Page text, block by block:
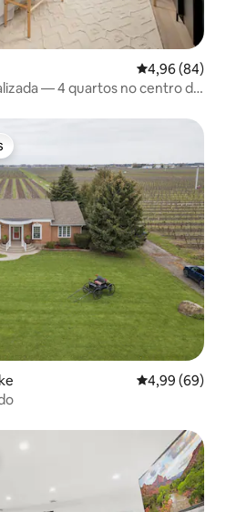
4,96 de uma
4,96 (84)
— 4 quartos no centro de
dos hóspedes
4,99 de uma
4,99 (69)